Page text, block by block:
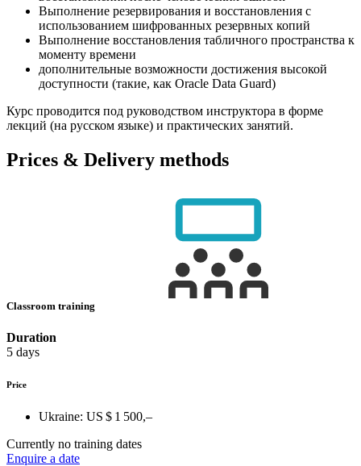
Выполнение резервирования и восстановления с
использованием шифрованных резервных копий
Выполнение восстановления табличного пространства к
моменту времени
дополнительные возможности достижения высокой
доступности (такие, как Oracle Data Guard)
Курс проводится под руководством инструктора в форме
лекций (на русском языке) и практических занятий.
Prices & Delivery methods
Classroom training
Duration
5 days
Price
Ukraine: US $ 1 500,–
Currently no training dates
Enquire a date